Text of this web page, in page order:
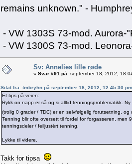
remains unknown." -
- VW 1303S 73-mod. Aurora-
- VW 1300S 73-mod.
Sv: Annelies lille røde
« Svar #91 på: september 18, 2012,
Sitat fra: tmbryhn på september 18, 2012, 12:45:30 pm
Et tips på veien:
Rykk on napp er så og si alltid tenningsproblematikk.
(trolig 0 grader / TDC) er en selvfølgelig forutsetning,
Tenning blir ofte oversett til fordel for forgasseren, men
tenningsdeler / feiljustért tenning.
Lykke til videre.
Takk for tipsa